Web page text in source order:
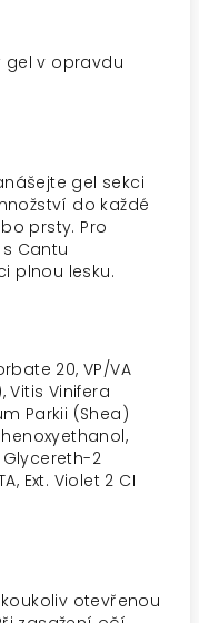
gel v opravdu
gel sekci
do každé
prsty. Pro
Cantu
plnou lesku.
20, VP/VA
Vitis Vinifera
Parkii (Shea)
Glycereth-2
Ext. Violet 2 CI
otevřenou